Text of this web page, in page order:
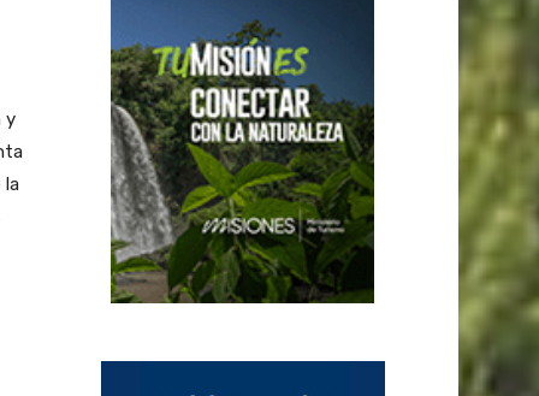
y
la